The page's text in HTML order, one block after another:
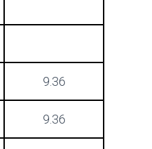
9.36
9.36